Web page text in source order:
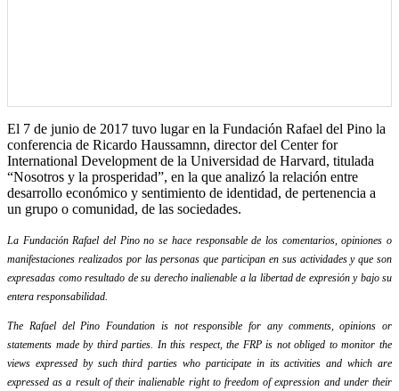
El 7 de junio de 2017 tuvo lugar en la Fundación Rafael del Pino la
conferencia de Ricardo Haussamnn, director del Center for
International Development de la Universidad de Harvard, titulada
“Nosotros y la prosperidad”, en la que analizó la relación entre
desarrollo económico y sentimiento de identidad, de pertenencia a
un grupo o comunidad, de las sociedades.
La Fundación Rafael del Pino no se hace responsable de los comentarios, opiniones o
manifestaciones realizados por las personas que participan en sus actividades y que son
expresadas como resultado de su derecho inalienable a la libertad de expresión y bajo su
entera responsabilidad.
The Rafael del Pino Foundation is not responsible for any comments, opinions or
statements made by third parties. In this respect, the FRP is not obliged to monitor the
views expressed by such third parties who participate in its activities and which are
expressed as a result of their inalienable right to freedom of expression and under their